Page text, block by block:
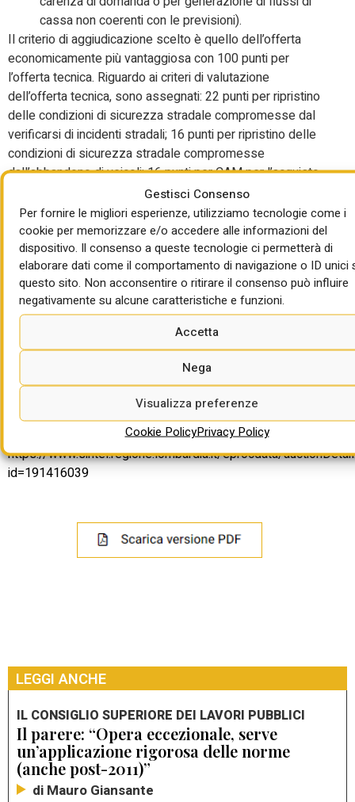
Gestisci Consenso
Per fornire le migliori esperienze, utilizziamo tecnologie come i
cookie per memorizzare e/o accedere alle informazioni del
dispositivo. Il consenso a queste tecnologie ci permetterà di
elaborare dati come il comportamento di navigazione o ID unici
questo sito. Non acconsentire o ritirare il consenso può influire
negativamente su alcune caratteristiche e funzioni.
Accetta
Nega
Visualizza preferenze
Cookie PolicyPrivacy Policy
cassa non coerenti con le previsioni).
Il criterio di aggiudicazione scelto è quello dell’offerta
economicamente più vantaggiosa con 100 punti per
l’offerta tecnica. Riguardo ai criteri di valutazione
dell’offerta tecnica, sono assegnati: 22 punti per ripristino
delle condizioni di sicurezza stradale compromesse dal
verificarsi di incidenti stradali; 16 punti per ripristino delle
condizioni di sicurezza stradale compromesse
dall’abbandono di veicoli; 16 punti per CAM per l’acquisto,
leasing, locazione, noleggio di veicoli adibiti al trasporto su
strada; 14 punti per interventi di ripristino delle
infrastrutture e pertinenze stradali danneggiate; 8 punti per
miglioramento del servizio di messa in sicurezza di buche
stradali; 8 punti per miglioramento del servizio di
riparazione /raddrizzamento di segnali stradali verticali non
danneggiati da sinistri stradali o comunque di causa ignota;
8 punti per miglioramento servizio di
riparazione/sostituzione masselli; 6 punti per centrale
operativa; 2 punti per parità di genere.
Termine per la partecipazione: 21/01/2025 ore 13:00
Per approfondire:
https://www.sintel.regione.lombardia.it/eprocdata/
id=191416039
LEGGI ANCHE
IL CONSIGLIO SUPERIORE DEI LAVORI PUBBLICI
Il parere: “Opera eccezionale, serve
un’applicazione rigorosa delle norme
(anche post-2011)”
di Mauro Giansante